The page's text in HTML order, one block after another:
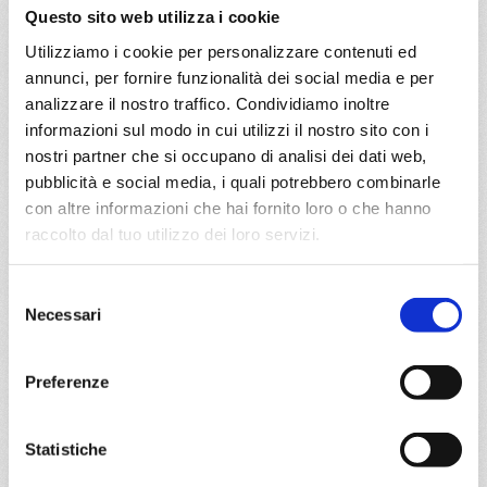
Questo sito web utilizza i cookie
Utilizziamo i cookie per personalizzare contenuti ed
annunci, per fornire funzionalità dei social media e per
analizzare il nostro traffico. Condividiamo inoltre
informazioni sul modo in cui utilizzi il nostro sito con i
nostri partner che si occupano di analisi dei dati web,
pubblicità e social media, i quali potrebbero combinarle
con altre informazioni che hai fornito loro o che hanno
raccolto dal tuo utilizzo dei loro servizi.
delNecessari
Preferenze
Statistiche
a partire da
€ 1.651
DETTAGLI
daCopenhagenconMSC
Stoccolma, Copenhagen, Warnemünde, Bergen, Eidfjord,